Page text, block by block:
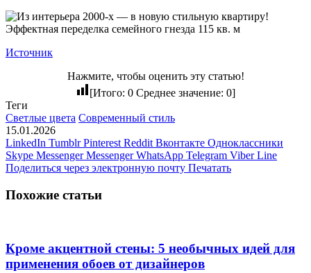
Источник
Нажмите, чтобы оценить эту статью!
[Итого: 0 Среднее значение: 0]
Теги
Светлые цвета Современный стиль
15.01.2026
LinkedIn Tumblr Pinterest Reddit Вконтакте Одноклассники
Skype Messenger Messenger WhatsApp Telegram Viber Line
Поделиться через электронную почту Печатать
Похожие статьи
Кроме акцентной стены: 5 необычных идей для
применения обоев от дизайнеров